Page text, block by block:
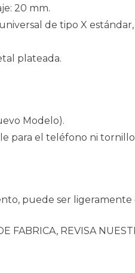
20 mm.
de tipo X
plateada.
Modelo).
para el teléfono ni
puede ser
FABRICA, REVISA